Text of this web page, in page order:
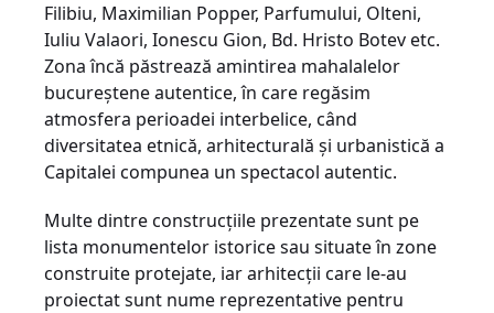
Filibiu, Maximilian Popper, Parfumului, Olteni,
Iuliu Valaori, Ionescu Gion, Bd. Hristo Botev etc.
Zona încă păstrează amintirea mahalalelor
bucureştene autentice, în care regăsim
atmosfera perioadei interbelice, când
diversitatea etnică, arhitecturală şi urbanistică a
Capitalei compunea un spectacol autentic.
Multe dintre construcţiile prezentate sunt pe
lista monumentelor istorice sau situate în zone
construite protejate, iar arhitecţii care le-au
proiectat sunt nume reprezentative pentru